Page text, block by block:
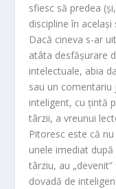
sfiesc să predea
discipline în
Dacă cineva s-ar
atâta desfășurare
intelectuale, abia
sau un comentariu
inteligent, cu țintă
târzii, a vreunui
Pitoresc este că
unele imediat
târziu, au
dovadă de